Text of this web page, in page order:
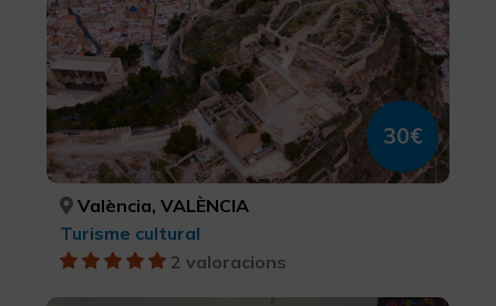
30€
València, VALÈNCIA
Turisme cultural
2 valoracions